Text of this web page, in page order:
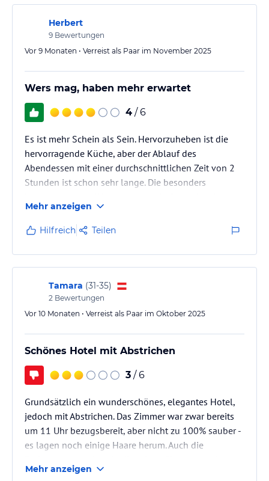
Herbert
9 Bewertungen
Vor 9 Monaten • Verreist als Paar im November 2025
Wers mag, haben mehr erwartet
4 / 6
Es ist mehr Schein als Sein. Hervorzuheben ist die
hervorragende Küche, aber der Ablauf des
Abendessen mit einer durchschnittlichen Zeit von 2
Stunden ist schon sehr lange. Die besonders
dem 2 Personen Platz finden in ungemütlicher
Position mit kalten Füßen.
Mehr anzeigen
Hilfreich Teilen
Tamara (31-35)
2 Bewertungen
Vor 10 Monaten • Verreist als Paar im Oktober 2025
Schönes Hotel mit Abstrichen
3 / 6
Grundsätzlich ein wunderschönes, elegantes Hotel,
jedoch mit Abstrichen. Das Zimmer war zwar bereits
um 11 Uhr bezugsbereit, aber nicht zu 100% sauber -
es lagen noch einige Haare herum. Auch die
Erscheinungsbild.
Mehr anzeigen